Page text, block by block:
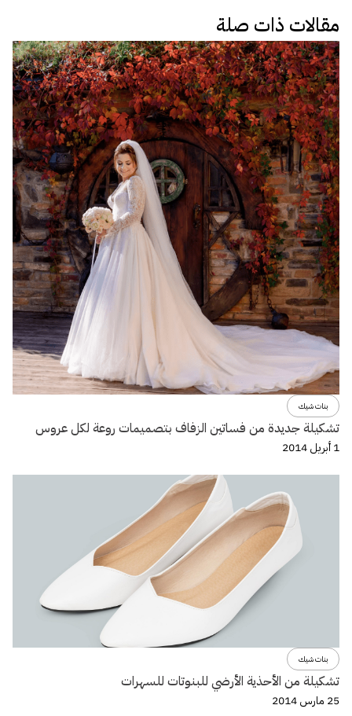
مقالات ذات صلة
بنات شيك
تشكيلة جديدة من فساتين الزفاف بتصميمات روعة لكل عروس
1 أبريل 2014
بنات شيك
تشكيلة من الأحذية الأرضي للبنوتات للسهرات
25 مارس 2014